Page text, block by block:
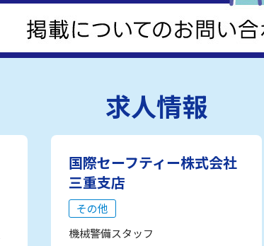
求人情報
国際セーフティー株式会社
三重支店
その他
機械警備スタッフ